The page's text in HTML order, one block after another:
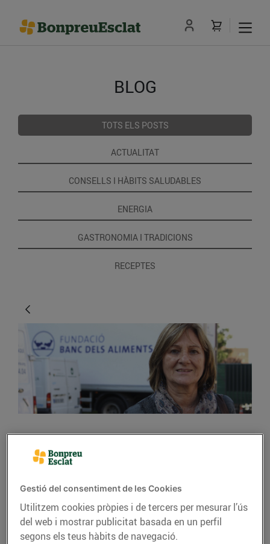
BLOG
TOTS ELS POSTS
ACTUALITAT
CONSELLS I HÀBITS SALUDABLES
ENERGIA
GASTRONOMIA I TRADICIONS
RECEPTES
La solidaritat dels
ciutadans no té límits
10/de novembre/2015
Gestió del consentiment de les Cookies
Utilitzem cookies pròpies i de tercers per mesurar l’ús
del web i mostrar publicitat basada en un perfil
segons els teus hàbits de navegació.